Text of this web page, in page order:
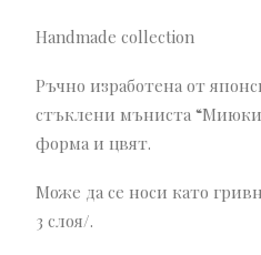
Handmade collection
Ръчно изработена от
стъклени мъниста
форма и цвят.
Може да се носи като
3 слоя/.